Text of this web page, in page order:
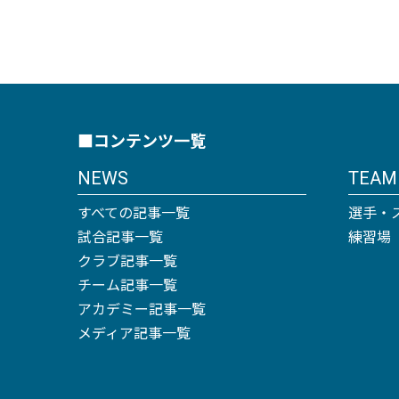
■コンテンツ一覧
NEWS
すべての記事一覧
試合記事一覧
クラブ記事一覧
チーム記事一覧
アカデミー記事一覧
メディア記事一覧
TEAM
選手・
練習場